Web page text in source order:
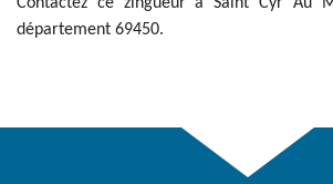
Contactez ce zingueur à Saint Cyr Au
département 69450.